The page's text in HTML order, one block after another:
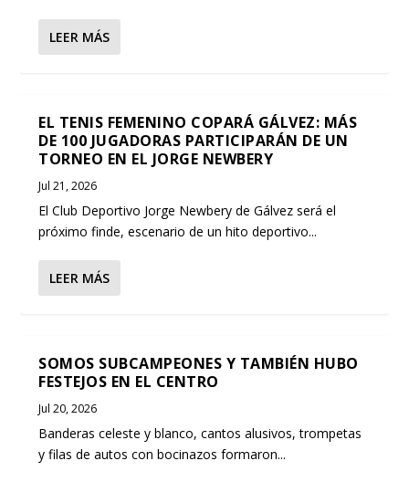
LEER MÁS
EL TENIS FEMENINO COPARÁ GÁLVEZ: MÁS
DE 100 JUGADORAS PARTICIPARÁN DE UN
TORNEO EN EL JORGE NEWBERY
Jul 21, 2026
El Club Deportivo Jorge Newbery de Gálvez será el
próximo finde, escenario de un hito deportivo...
LEER MÁS
SOMOS SUBCAMPEONES Y TAMBIÉN HUBO
FESTEJOS EN EL CENTRO
Jul 20, 2026
Banderas celeste y blanco, cantos alusivos, trompetas
y filas de autos con bocinazos formaron...